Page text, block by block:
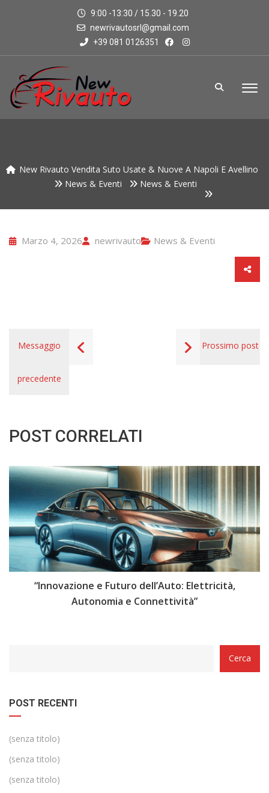
9:00 -13:30 / 15.30 - 19.20
newrivautosrl@gmail.com
+39 081 0126351
New Rivauto Vendita Suto Usate & Nuove A Napoli E Avellino
News & Eventi
News & Eventi
Marzo 4, 2026 newrivauto News & Eventi
Messaggio
precedente
Prossimo post
POST CORRELATI
“Innovazione e Futuro dell’Auto: Elettricità,
Autonomia e Connettività”
Cerca
POST RECENTI
(senza titolo)
(senza titolo)
(senza titolo)